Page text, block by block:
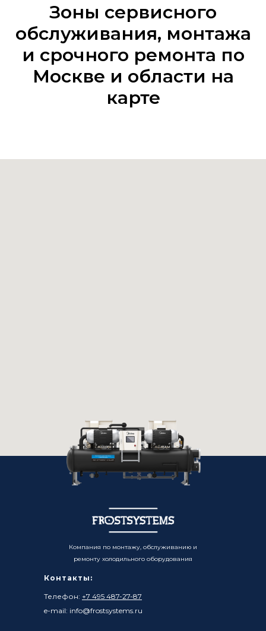
Зоны сервисного
обслуживания, монтажа
и срочного ремонта по
Москве и области на
карте
Контакты:
Телефон: +7 495 487-27-87
e-mail: info@frostsystems.ru
Компания по монтажу, обслуживанию и
ремонту холодильного оборудования